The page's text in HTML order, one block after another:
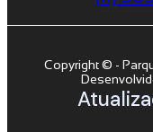
Copyright © -